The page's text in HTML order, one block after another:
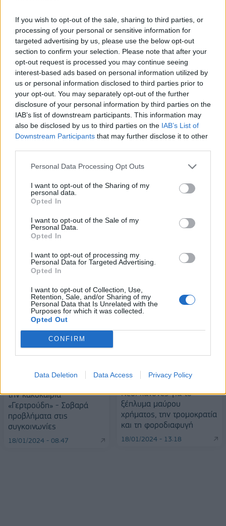
If you wish to opt-out of the sale, sharing to third parties, or
processing of your personal or sensitive information for
targeted advertising by us, please use the below opt-out
section to confirm your selection. Please note that after your
opt-out request is processed you may continue seeing
interest-based ads based on personal information utilized by
us or personal information disclosed to third parties prior to
your opt-out. You may separately opt-out of the further
disclosure of your personal information by third parties on the
IAB’s list of downstream participants. This information may
also be disclosed by us to third parties on the IAB’s List of
Downstream Participants that may further disclose it to other
Personal Data Processing Opt Outs
I want to opt-out of the Sharing of my
personal data.
Opted In
I want to opt-out of the Sale of my
Personal Data.
Opted In
I want to opt-out of processing my
Personal Data for Targeted Advertising.
Opted In
I want to opt-out of Collection, Use,
Retention, Sale, and/or Sharing of my
Personal Data that Is Unrelated with the
Purposes for which it was collected.
Opted Out
CONFIRM
Data Deletion Data Access Privacy Policy
Στόχος για το 2026 η ανάπτυξη
και νέα μονάδα στο Μεσολόγγι
οδηγό τις καταγγελίες πολιτών
Σε κινεζική… πολιορκία η ευρωπαϊκή αυτοκινητοβιομηχανία
Νέο Audi A2 e-tron με στόχο
την κορυφή της
αποδοτικότητας
Ατρόμητος και Novibet
συνεχίζουν μαζί: Ανανέωση της
συνεργασίας τους μέχρι το
2028
FTSE4Good
Alpha Bank: Για πρώτη φορά το Αρχαίο Θέατρο Επιδαύρου άνοιξε τις
πύλες του σε όλους
ΠΕΡΙΣΣΌΤΕΡΑ ΣΕ ΑΥΤΉ ΤΗΝ ΚΑΤΗΓΟΡΊΑ
την κακοκαιρία
«Γερτρούδη» - Σοβαρά
προβλήματα στις
συγκοινωνίες
18/01/2024 - 08:47
Νέοι κανόνες για το
ξέπλυμα μαύρου
χρήματος, την τρομοκρατία
και τη φοροδιαφυγή
18/01/2024 - 13:18